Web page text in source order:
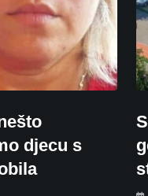
djecu s